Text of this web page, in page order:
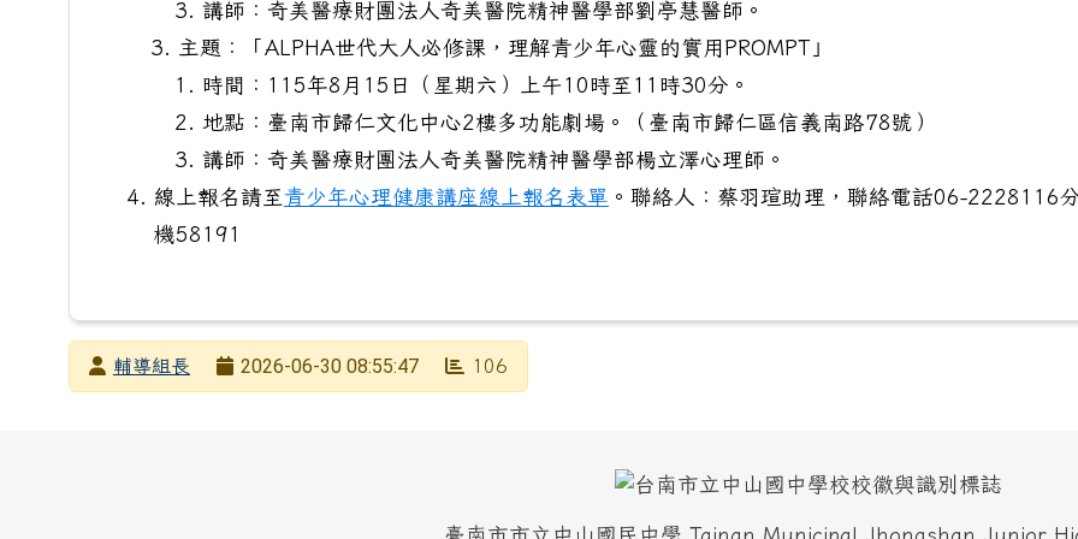
講師：奇美醫療財團法人奇美醫院精神醫學部劉亭慧醫師。
主題：「ALPHA世代大人必修課，理解青少年心靈的實用PROMPT」
時間：115年8月15日（星期六）上午10時至11時30分。
地點：臺南市歸仁文化中心2樓多功能劇場。（臺南市歸仁區信義南路78號）
講師：奇美醫療財團法人奇美醫院精神醫學部楊立澤心理師。
線上報名請至青少年心理健康講座線上報名表單 。聯絡人：蔡羽瑄助理，聯絡電話06-2228116
機58191
發布者輔導組長
2026-06-30 08:55:47 106
臺南市市立中山國民中學 Tainan Municipal Jhongshan Junior